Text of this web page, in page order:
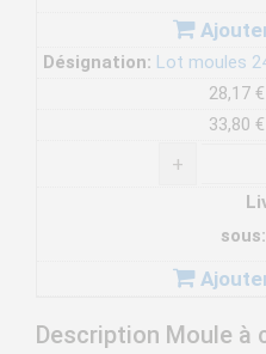
Désignation: Lot moules
28,17 €
33,80 €
+
sous:
Description Moule à